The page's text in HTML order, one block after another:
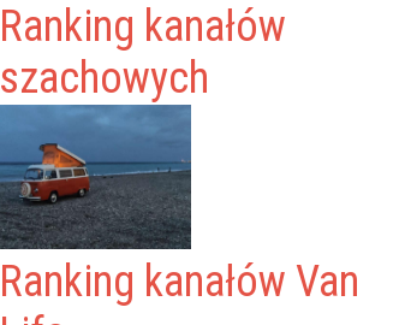
Ranking kanałów
szachowych
Ranking kanałów Van